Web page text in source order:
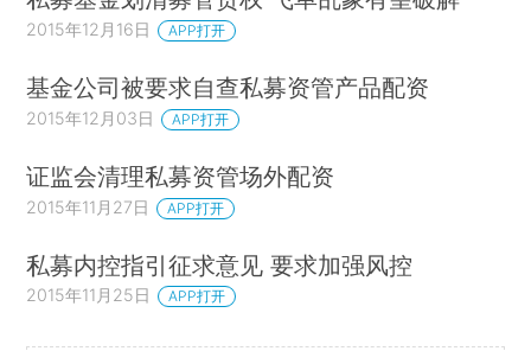
2015年12月16日 APP打开
基金公司被要求自查私募资管产品配资
2015年12月03日 APP打开
证监会清理私募资管场外配资
2015年11月27日 APP打开
私募内控指引征求意见 要求加强风控
2015年11月25日 APP打开